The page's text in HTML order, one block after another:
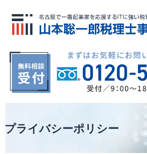
プライバシーポリシー